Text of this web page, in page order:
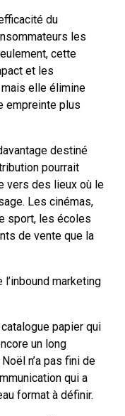
du
les
cette
et les
elle élimine
empreinte plus
destiné
pourrait
vers des lieux où le
Les cinémas,
sport, les écoles
de vente que la
l’inbound marketing
papier qui
un long
n’a pas fini de
qui a
format à définir.